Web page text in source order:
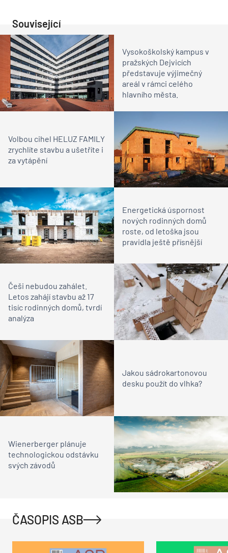
Související
Vysokoškolský kampus v
pražských Dejvicích
představuje výjimečný
areál v rámci celého
hlavního města.
Volbou cihel HELUZ FAMILY
zrychlíte stavbu a ušetříte i
za vytápění
Energetická úspornost
nových rodinných domů
roste, od letoška jsou
pravidla ještě přísnější
Češi nebudou zahálet.
Letos zahájí stavbu až 17
tisíc rodinných domů, tvrdí
analýza
Jakou sádrokartonovou
desku použít do vlhka?
Wienerberger plánuje
technologickou odstávku
svých závodů
ČASOPIS ASB